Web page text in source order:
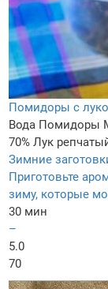
Помидоры с
Вода Помидоры
70% Лук
Зимние
Приготовьте
зиму, которые
30 мин
–
5.0
70